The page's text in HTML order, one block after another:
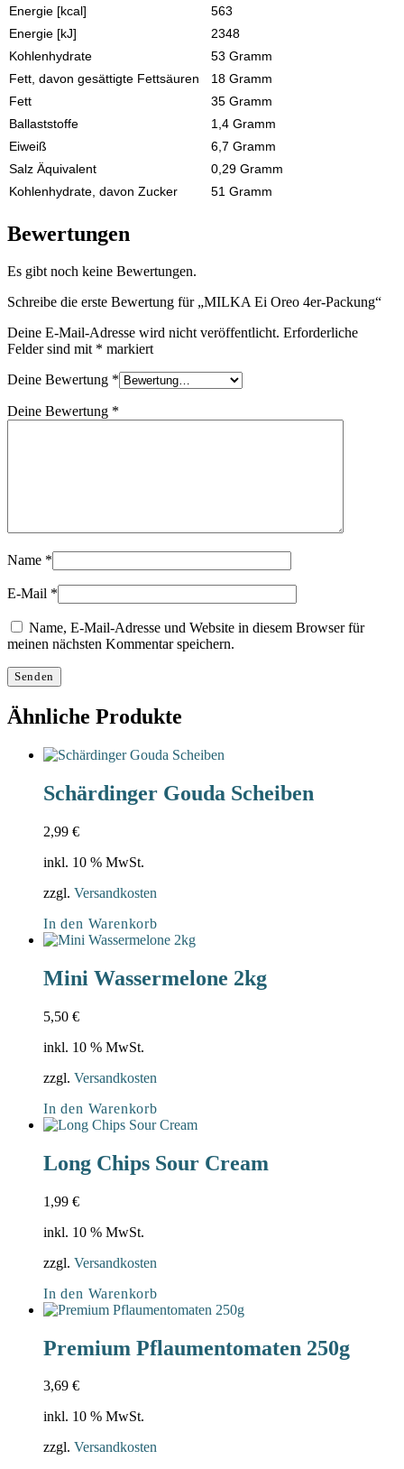
Energie [kcal]
563
Energie [kJ]
2348
Kohlenhydrate
53 Gramm
Fett, davon gesättigte Fettsäuren
18 Gramm
Fett
35 Gramm
Ballaststoffe
1,4 Gramm
Eiweiß
6,7 Gramm
Salz Äquivalent
0,29 Gramm
Kohlenhydrate, davon Zucker
51 Gramm
Bewertungen
Es gibt noch keine Bewertungen.
Schreibe die erste Bewertung für „MILKA Ei Oreo 4er-Packung“
Deine E-Mail-Adresse wird nicht veröffentlicht. Erforderliche
Felder sind mit * markiert
Deine Bewertung *
Deine Bewertung *
Name *
E-Mail *
Name, E-Mail-Adresse und Website in diesem Browser für
meinen nächsten Kommentar speichern.
Ähnliche Produkte
Schärdinger Gouda Scheiben
2,99 €
inkl. 10 % MwSt.
zzgl. Versandkosten
In den Warenkorb
Mini Wassermelone 2kg
5,50 €
inkl. 10 % MwSt.
zzgl. Versandkosten
In den Warenkorb
Long Chips Sour Cream
1,99 €
inkl. 10 % MwSt.
zzgl. Versandkosten
In den Warenkorb
Premium Pflaumentomaten 250g
3,69 €
inkl. 10 % MwSt.
zzgl. Versandkosten